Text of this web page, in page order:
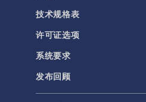
电磁学
RF 与微波工程
低频电磁学
半导体器件
技术规格表
许可证选项
系统要求
发布回顾